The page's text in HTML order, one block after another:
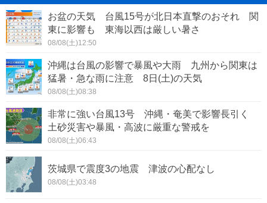
お盆の天気 台風15号が北日本直撃のおそれ 関
東に影響も 東海以西は厳しい暑さ
08/08(土)12:50
沖縄は台風の影響で暴風や大雨 九州から関東は
猛暑・急な雨に注意 8日(土)の天気
08/08(土)08:38
非常に強い台風13号 沖縄・奄美で影響長引く
土砂災害や暴風・高波に厳重な警戒を
08/08(土)06:43
茨城県で震度3の地震 津波の心配なし
08/08(土)03:48